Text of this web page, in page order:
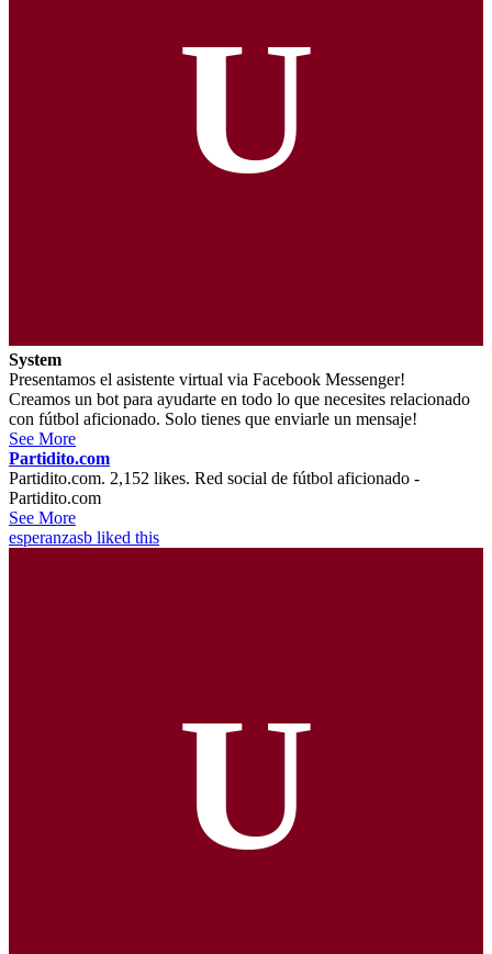
U
System
Presentamos el asistente virtual via Facebook Messenger!
Creamos un bot para ayudarte en todo lo que necesites relacionado
con fútbol aficionado. Solo tienes que enviarle un mensaje!
See More
Partidito.com
Partidito.com. 2,152 likes. Red social de fútbol aficionado -
Partidito.com
See More
esperanzasb liked this
U